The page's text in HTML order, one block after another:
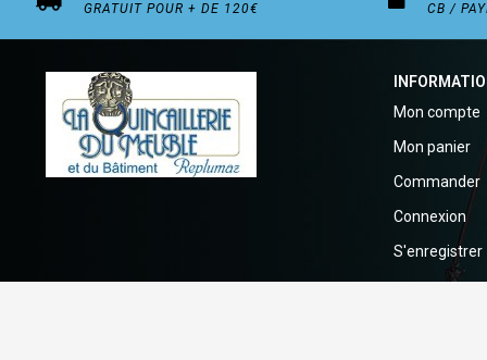
GRATUIT POUR + DE 120€ CB /
Mon compte
Mon panier
Commander
Connexion
S'enregistrer